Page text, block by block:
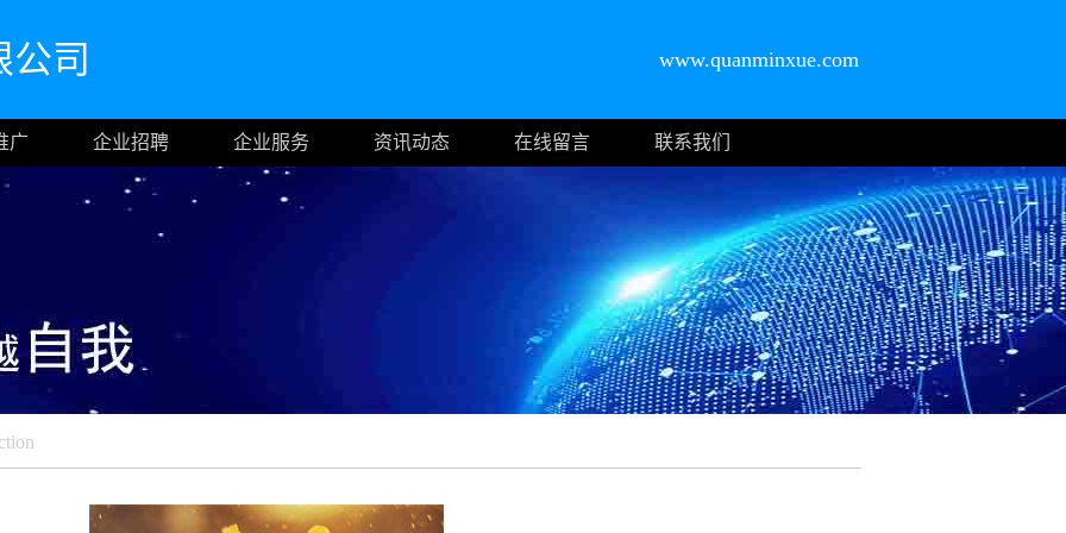
司 www.quanminxue.com
广 企业招聘 企业服务 资讯动态 在线留言 联系我们